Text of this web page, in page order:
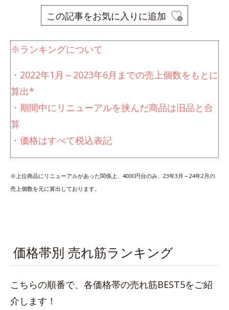
この記事をお気に入りに追加
※ランキングについて
・2022年1月～2023年6月までの売上個数をもとに
算出*
・期間中にリニューアルを挟んだ商品は旧品と合
算
・価格はすべて税込表記
※上位商品にリニューアルがあった関係上、4000円台のみ、23年3月～24年2月の
売上個数を元に算出しております。
価格帯別 売れ筋ランキング
こちらの順番で、各価格帯の売れ筋BEST5をご紹
介します！